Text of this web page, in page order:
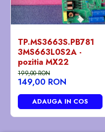
TP.MS3663S.PB781
3MS663L0S2A -
pozitia MX22
199,00 RON
149,00 RON
ADAUGA IN COS